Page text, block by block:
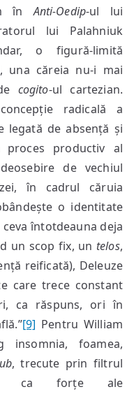
înAnti-Oedip-ul lui
lui Palahniuk
o figură-limită
una căreia nu-i mai
cogito-ul cartezian.
radicală a
legată de absență și
productiv al
de vechiul
în cadrul căruia
o identitate
întotdeauna deja
un scop fix, un telos,
reificată), Deleuze
care trece constant
ca răspuns, ori în
[9] Pentru William
insomnia, foamea,
, trecute prin filtrul
ca forțe ale